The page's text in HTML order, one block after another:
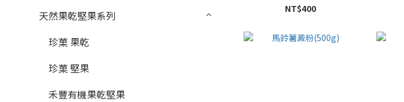
天然果乾堅果系列
珍菓 果乾
珍菓 堅果
禾豐有機果乾堅果
NT$400